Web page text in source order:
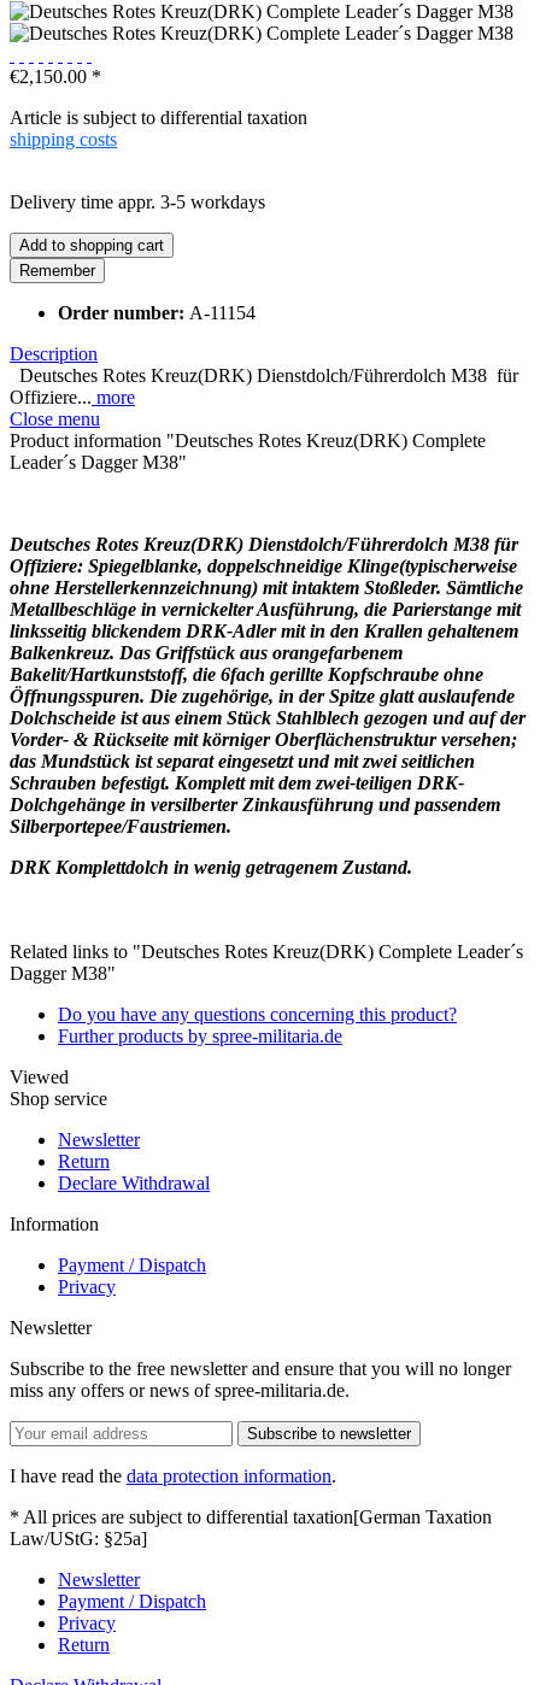
€2,150.00 *
Article is subject to differential taxation
shipping costs
Delivery time appr. 3-5 workdays
Add to shopping cart
Remember
Order number: A-11154
Description
Deutsches Rotes Kreuz(DRK) Dienstdolch/Führerdolch M38 für
Offiziere... more
Close menu
Product information "Deutsches Rotes Kreuz(DRK) Complete
Leader´s Dagger M38"
Deutsches Rotes Kreuz(DRK) Dienstdolch/Führerdolch M38 für
Offiziere: Spiegelblanke, doppelschneidige Klinge(typischerweise
ohne Herstellerkennzeichnung) mit intaktem Stoßleder. Sämtliche
Metallbeschläge in vernickelter Ausführung, die Parierstange mit
linksseitig blickendem DRK-Adler mit in den Krallen gehaltenem
Balkenkreuz. Das Griffstück aus orangefarbenem
Bakelit/Hartkunststoff, die 6fach gerillte Kopfschraube ohne
Öffnungsspuren. Die zugehörige, in der Spitze glatt auslaufende
Dolchscheide ist aus einem Stück Stahlblech gezogen und auf der
Vorder- & Rückseite mit körniger Oberflächenstruktur versehen;
das Mundstück ist separat eingesetzt und mit zwei seitlichen
Schrauben befestigt. Komplett mit dem zwei-teiligen DRK-
Dolchgehänge in versilberter Zinkausführung und passendem
Silberportepee/Faustriemen.
DRK Komplettdolch in wenig getragenem Zustand.
Related links to "Deutsches Rotes Kreuz(DRK) Complete Leader´s
Dagger M38"
Do you have any questions concerning this product?
Further products by spree-militaria.de
Viewed
Shop service
Newsletter
Return
Declare Withdrawal
Information
Payment / Dispatch
Privacy
Newsletter
Subscribe to the free newsletter and ensure that you will no longer
miss any offers or news of spree-militaria.de.
Subscribe to newsletter
I have read the data protection information.
* All prices are subject to differential taxation[German Taxation
Law/UStG: §25a]
Newsletter
Payment / Dispatch
Privacy
Return